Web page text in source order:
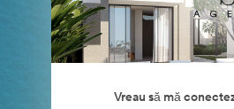
Vreau să mă